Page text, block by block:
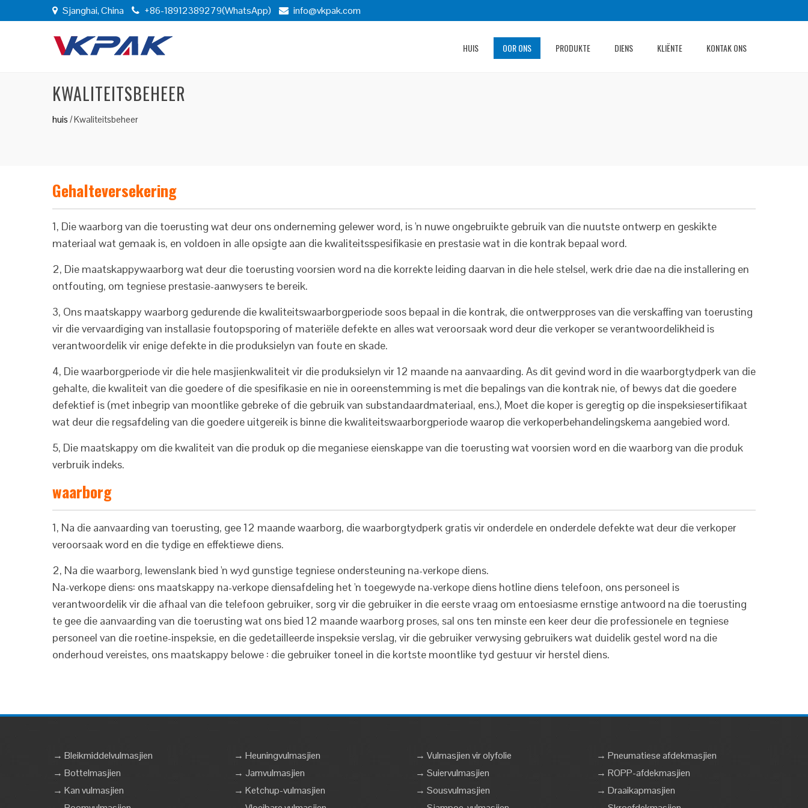
Sjanghai, China +86-18912389279(WhatsApp) info@vkpak.com
HUIS OOR ONS PRODUKTE DIENS KLIËNTE KONTAK ONS
KWALITEITSBEHEER
huis /Kwaliteitsbeheer
Gehalteversekering
1, Die waarborg van die toerusting wat deur ons onderneming gelewer word, is 'n nuwe ongebruikte gebruik van die nuutste ontwerp en geskikte
materiaal wat gemaak is, en voldoen in alle opsigte aan die kwaliteitsspesifikasie en prestasie wat in die kontrak bepaal word.
2, Die maatskappywaarborg wat deur die toerusting voorsien word na die korrekte leiding daarvan in die hele stelsel, werk drie dae na die installering en
ontfouting, om tegniese prestasie-aanwysers te bereik.
3, Ons maatskappy waarborg gedurende die kwaliteitswaarborgperiode soos bepaal in die kontrak, die ontwerpproses van die verskaffing van toerusting
vir die vervaardiging van installasie foutopsporing of materiële defekte en alles wat veroorsaak word deur die verkoper se verantwoordelikheid is
verantwoordelik vir enige defekte in die produksielyn van foute en skade.
4, Die waarborgperiode vir die hele masjienkwaliteit vir die produksielyn vir 12 maande na aanvaarding. As dit gevind word in die waarborgtydperk van die
gehalte, die kwaliteit van die goedere of die spesifikasie en nie in ooreenstemming is met die bepalings van die kontrak nie, of bewys dat die goedere
defektief is (met inbegrip van moontlike gebreke of die gebruik van substandaardmateriaal, ens.), Moet die koper is geregtig op die inspeksiesertifikaat
wat deur die regsafdeling van die goedere uitgereik is binne die kwaliteitswaarborgperiode waarop die verkoperbehandelingskema aangebied word.
5, Die maatskappy om die kwaliteit van die produk op die meganiese eienskappe van die toerusting wat voorsien word en die waarborg van die produk
verbruik indeks.
waarborg
1, Na die aanvaarding van toerusting, gee 12 maande waarborg, die waarborgtydperk gratis vir onderdele en onderdele defekte wat deur die verkoper
veroorsaak word en die tydige en effektiewe diens.
2, Na die waarborg, lewenslank bied 'n wyd gunstige tegniese ondersteuning na-verkope diens.
Na-verkope diens: ons maatskappy na-verkope diensafdeling het 'n toegewyde na-verkope diens hotline diens telefoon, ons personeel is
verantwoordelik vir die afhaal van die telefoon gebruiker, sorg vir die gebruiker in die eerste vraag om entoesiasme ernstige antwoord na die toerusting
te gee die aanvaarding van die toerusting wat ons bied 12 maande waarborg proses, sal ons ten minste een keer deur die professionele en tegniese
personeel van die roetine-inspeksie, en die gedetailleerde inspeksie verslag, vir die gebruiker verwysing gebruikers wat duidelik gestel word na die
onderhoud vereistes, ons maatskappy belowe : die gebruiker toneel in die kortste moontlike tyd gestuur vir herstel diens.
→ Bleikmiddelvulmasjien
→ Bottelmasjien
→ Kan vulmasjien
→ Heuningvulmasjien
→ Jamvulmasjien
→ Ketchup-vulmasjien
→ Vulmasjien vir olyfolie
→ Suiervulmasjien
→ Sousvulmasjien
→ Pneumatiese afdekmasjien
→ ROPP-afdekmasjien
→ Draaikapmasjien